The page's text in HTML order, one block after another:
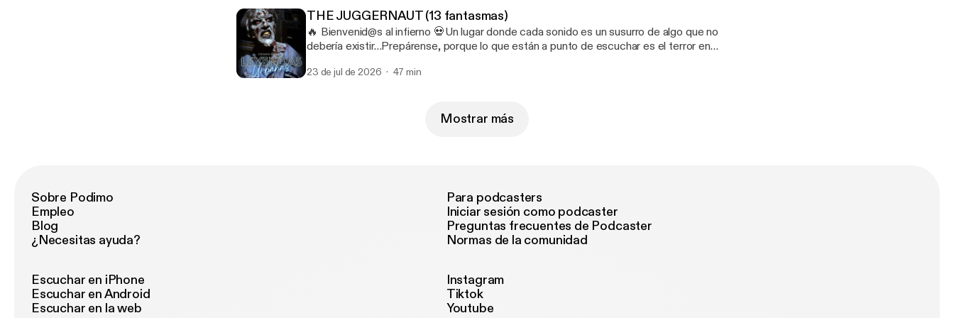
utm_medium=unknown&utm_source=join_link&utm_campaign=creatorshare_creator
&utm_content=copyLink [https://patreon.com/LEYENDASURBANASOFICIAL?
utm_medium=unknown&utm_source=join_link&utm_campaign=creatorshare_creator
&utm_content=copyLink]
THE JUGGERNAUT (13 fantasmas)
🔥 Bienvenid@s al infierno 💀Un lugar donde cada sonido es un susurro de algo que no
debería existir…Prepárense, porque lo que están a punto de escuchar es el terror en
suscribirse a nuestro Patreon, donde los episodios se escuchan directos, crudos y
&utm_content=copyLink [https://patreon.com/LEYENDASURBANASOFICIAL?
23 de jul de 2026 47 min
Mostrar más
Sobre Podimo
Empleo
Blog
¿Necesitas ayuda?
Para podcasters
Iniciar sesión como podcaster
Preguntas frecuentes de Podcaster
Normas de la comunidad
Escuchar en iPhone
Escuchar en Android
Escuchar en la web
Instagram
Tiktok
Youtube